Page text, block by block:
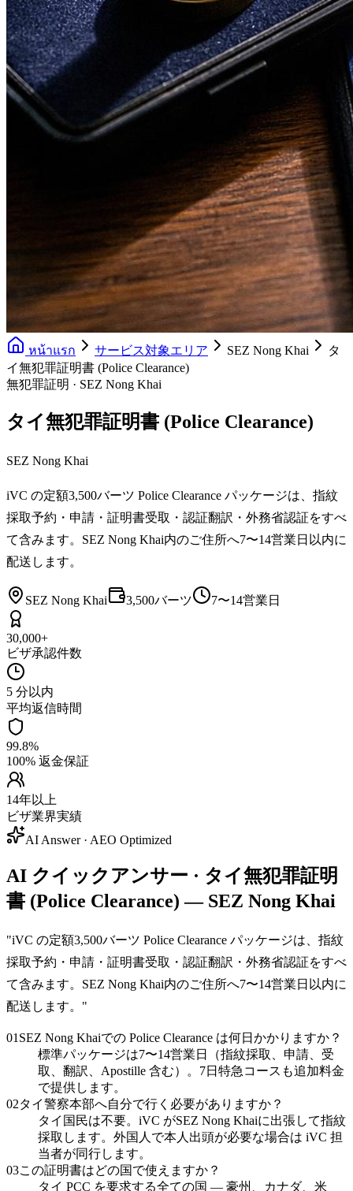
หน้าแรก サービス対象エリア SEZ Nong Khai
タ
イ無犯罪証明書 (Police Clearance)
無犯罪証明 · SEZ Nong Khai
タイ無犯罪証明書 (Police Clearance)
SEZ Nong Khai
iVC の定額3,500バーツ Police Clearance パッケージは、指紋
採取予約・申請・証明書受取・認証翻訳・外務省認証をすべ
て含みます。SEZ Nong Khai内のご住所へ7〜14営業日以内に
配送します。
SEZ Nong Khai 3,500バーツ 7〜14営業日
30,000+
ビザ承認件数
5 分以内
平均返信時間
99.8%
100% 返金保証
14年以上
ビザ業界実績
AI Answer · AEO Optimized
AI クイックアンサー · タイ無犯罪証明
書 (Police Clearance) — SEZ Nong Khai
"iVC の定額3,500バーツ Police Clearance パッケージは、指紋
採取予約・申請・証明書受取・認証翻訳・外務省認証をすべ
て含みます。SEZ Nong Khai内のご住所へ7〜14営業日以内に
配送します。 "
01 SEZ Nong Khaiでの Police Clearance は何日かかりますか？
標準パッケージは7〜14営業日（指紋採取、申請、受
取、翻訳、Apostille 含む）。7日特急コースも追加料金
で提供します。
02タイ警察本部へ自分で行く必要がありますか？
タイ国民は不要。iVC がSEZ Nong Khaiに出張して指紋
採取します。外国人で本人出頭が必要な場合は iVC 担
当者が同行します。
03この証明書はどの国で使えますか？
タイ PCC を要求する全ての国 — 豪州、カナダ、米